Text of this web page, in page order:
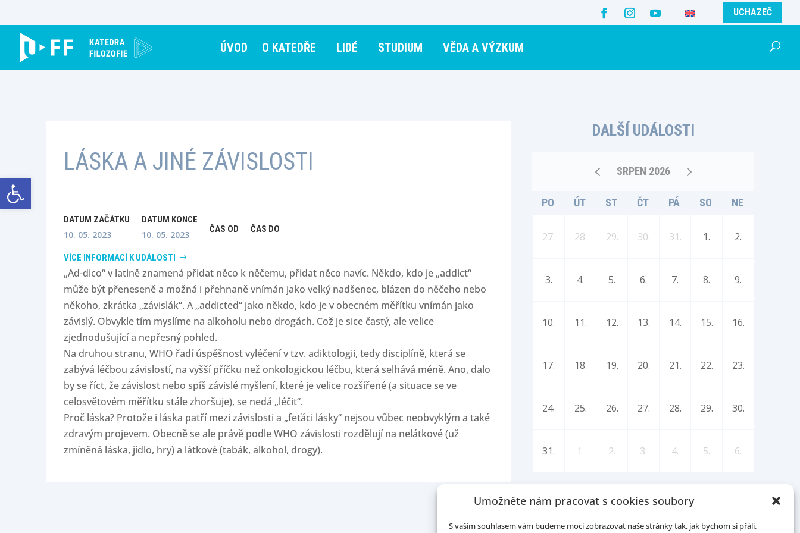
Open toolbar
content
Umožněte nám pracovat s cookies soubory
S vaším souhlasem vám budeme moci zobrazovat naše stránky tak, jak bychom si přáli.
UCHAZEČ
ÚVOD O KATEDŘE LIDÉ STUDIUM VĚDA A VÝZKUM
LÁSKA A JINÉ ZÁVISLOSTI
DATUM ZAČÁTKU
10. 05. 2023
DATUM KONCE
10. 05. 2023 ČAS OD ČAS DO
VÍCE INFORMACÍ K UDÁLOSTI
„Ad-dico“ v latině znamená přidat něco k něčemu, přidat něco navíc. Někdo, kdo je „addict“
může být přeneseně a možná i přehnaně vnímán jako velký nadšenec, blázen do něčeho nebo
někoho, zkrátka „závislák“. A „addicted“ jako někdo, kdo je v obecném měřítku vnímán jako
závislý. Obvykle tím myslíme na alkoholu nebo drogách. Což je sice častý, ale velice
zjednodušující a nepřesný pohled.
Na druhou stranu, WHO řadí úspěšnost vyléčení v tzv. adiktologii, tedy disciplíně, která se
zabývá léčbou závislostí, na vyšší příčku než onkologickou léčbu, která selhává méně. Ano, dalo
by se říct, že závislost nebo spíš závislé myšlení, které je velice rozšířené (a situace se ve
celosvětovém měřítku stále zhoršuje), se nedá „léčit“.
Proč láska? Protože i láska patří mezi závislosti a „feťáci lásky“ nejsou vůbec neobvyklým a také
zdravým projevem. Obecně se ale právě podle WHO závislosti rozdělují na nelátkové (už
zmíněná láska, jídlo, hry) a látkové (tabák, alkohol, drogy).
DALŠÍ UDÁLOSTI
SRPEN 2026
PO ÚT ST ČT PÁ SO NE
27. 28. 29. 30. 31. 1. 2.
3. 4. 5. 6. 7. 8. 9.
10. 11. 12. 13. 14. 15. 16.
17. 18. 19. 20. 21. 22. 23.
24. 25. 26. 27. 28. 29. 30.
31. 1. 2. 3. 4. 5. 6.